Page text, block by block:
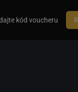
kód voucheru